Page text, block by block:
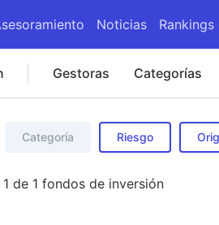
Noticias
Gestoras Categorías
Categoría Riesgo
1 de 1 fondos de inversión